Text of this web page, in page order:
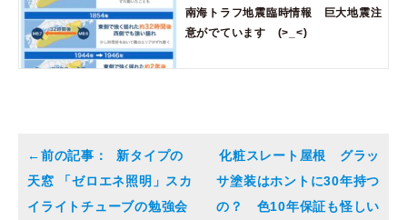
南海トラフ地震臨時情報 巨大地震注
意がでています (>_<)
新タイプの
天窓 「ゼロエネ照明」スカ
イライトチューブの勉強会
化粧スレート屋根 グラッ
サ塗装はホントに30年持つ
の？ 色10年保証も怪しい